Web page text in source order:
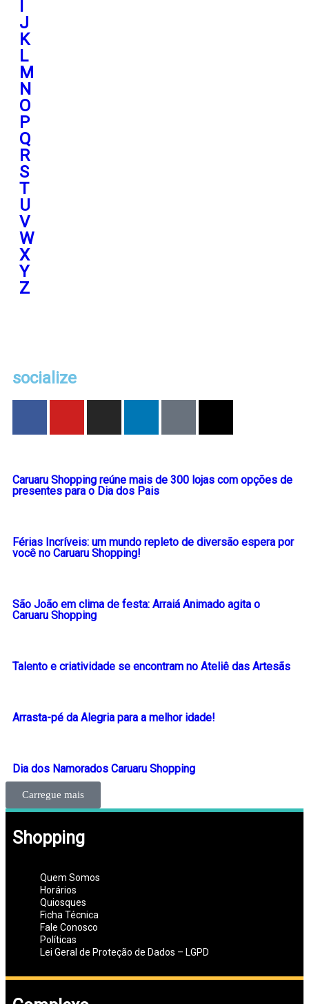
J
K
L
M
N
O
P
Q
R
S
T
U
V
W
X
Y
Z
socialize
Caruaru Shopping reúne mais de 300 lojas com opções de
presentes para o Dia dos Pais
Férias Incríveis: um mundo repleto de diversão espera por
você no Caruaru Shopping!
São João em clima de festa: Arraiá Animado agita o
Caruaru Shopping
Talento e criatividade se encontram no Ateliê das Artesãs
Arrasta-pé da Alegria para a melhor idade!
Dia dos Namorados Caruaru Shopping
Carregue mais
Shopping
Quem Somos
Horários
Quiosques
Ficha Técnica
Fale Conosco
Políticas
Lei Geral de Proteção de Dados – LGPD